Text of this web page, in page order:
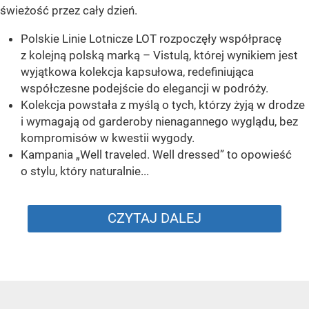
świeżość przez cały dzień.
Polskie Linie Lotnicze LOT rozpoczęły współpracę
z kolejną polską marką – Vistulą, której wynikiem jest
wyjątkowa kolekcja kapsułowa, redefiniująca
współczesne podejście do elegancji w podróży.
Kolekcja powstała z myślą o tych, którzy żyją w drodze
i wymagają od garderoby nienagannego wyglądu, bez
kompromisów w kwestii wygody.
Kampania „Well traveled. Well dressed” to opowieść
o stylu, który naturalnie...
CZYTAJ DALEJ